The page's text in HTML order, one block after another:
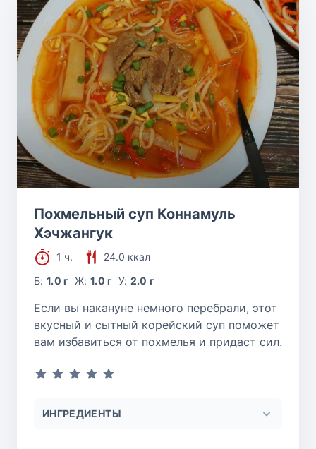
Похмельный суп Коннамуль
Хэчжангук
1 ч.
24.0 ккал
Б:1.0 г Ж: 1.0 г У: 2.0 г
Если вы накануне немного перебрали, этот
вкусный и сытный корейский суп поможет
вам избавиться от похмелья и придаст сил.
ИНГРЕДИЕНТЫ